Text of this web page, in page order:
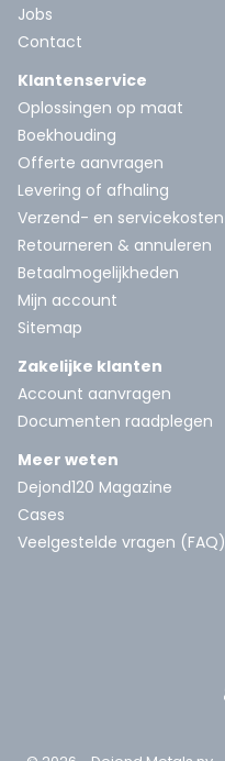
Jobs
Contact
Klantenservice
Oplossingen op maat
Boekhouding
Offerte aanvragen
Levering of afhaling
Verzend- en servicekosten
Retourneren & annuleren
Betaalmogelijkheden
Mijn account
Sitemap
Zakelijke klanten
Account aanvragen
Documenten raadplegen
Meer weten
Dejond120 Magazine
Cases
Veelgestelde vragen (FAQ)